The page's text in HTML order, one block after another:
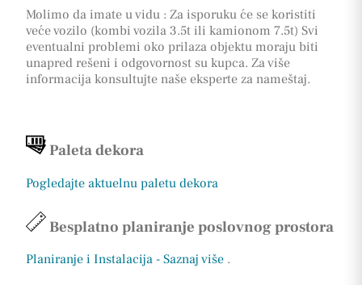
Molimo da imate u vidu : Za isporuku će se koristiti
veće vozilo (kombi vozila 3.5t ili kamionom 7.5t) Svi
eventualni problemi oko prilaza objektu moraju biti
unapred rešeni i odgovornost su kupca. Za više
informacija konsultujte naše eksperte za nameštaj.
Paleta dekora
Pogledajte aktuelnu paletu dekora
Besplatno planiranje poslovnog prostora
Planiranje i Instalacija - Saznaj više .